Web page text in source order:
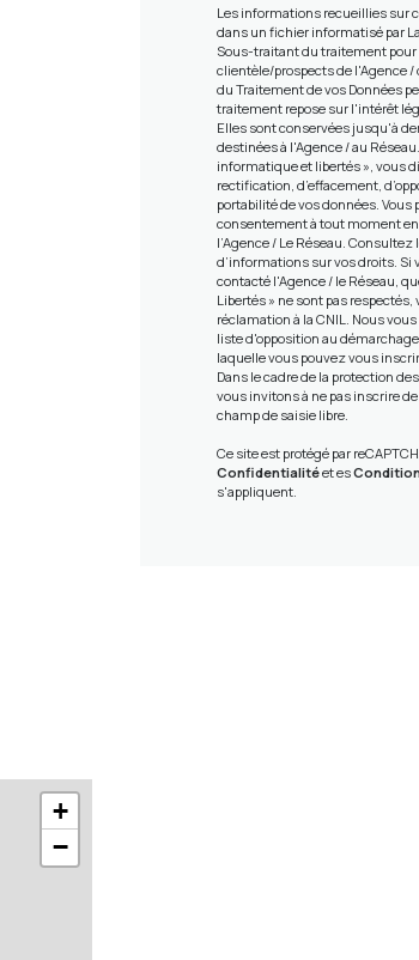
+
−
Les informations recueillies sur
dans un fichier informatisé par
Sous-traitant du traitement pour
clientèle/prospects de l'Agence /
du Traitement de vos Données
traitement repose sur l'intérêt
Elles sont conservées jusqu'à
destinées à l'Agence / au
informatique et libertés », vous
rectification, d’effacement,
portabilité de vos données. Vous
consentement à tout moment
l’Agence / Le Réseau. Consultez
d’informations sur vos droits. Si
contacté l'Agence / le Réseau,
Libertés » ne sont pas
réclamation à la CNIL. Nous
liste d'opposition au
laquelle vous pouvez vous
Dans le cadre de la protection
vous invitons à ne pas inscrire
champ de saisie libre.
Ce site est protégé par
Confidentialitéet es
s'appliquent.